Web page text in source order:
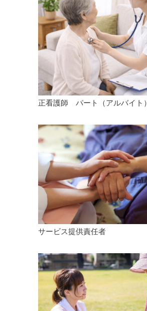
正看護師 パート（アルバイト）
サービス提供責任者